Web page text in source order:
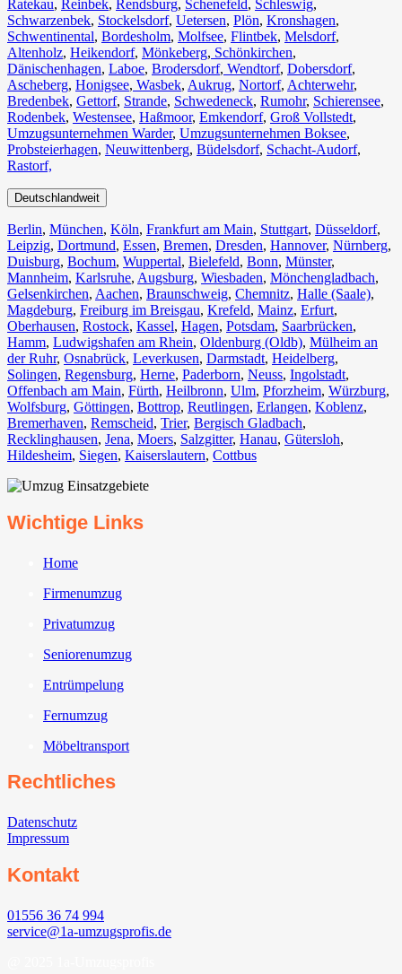
Ratekau, Reinbek, Rendsburg, Schenefeld, Schleswig,
Schwarzenbek, Stockelsdorf, Uetersen, Plön, Kronshagen,
Schwentinental, Bordesholm, Molfsee, Flintbek, Melsdorf,
Altenholz, Heikendorf, Mönkeberg, Schönkirchen,
Dänischenhagen, Laboe, Brodersdorf, Wendtorf, Dobersdorf,
Ascheberg, Honigsee, Wasbek, Aukrug, Nortorf, Achterwehr,
Bredenbek, Gettorf, Strande, Schwedeneck, Rumohr, Schierensee,
Rodenbek, Westensee, Haßmoor, Emkendorf, Groß Vollstedt,
Umzugsunternehmen Warder, Umzugsunternehmen Boksee,
Probsteierhagen, Neuwittenberg, Büdelsdorf, Schacht-Audorf,
Rastorf,
Deutschlandweit
Berlin⁠, München, Köln⁠, Frankfurt am Main, Stuttgart, Düsseldorf,
Leipzig, Dortmund, Essen, Bremen, Dresden, Hannover, Nürnberg,
Duisburg⁠, Bochum, Wuppertal⁠, Bielefeld⁠, Bonn⁠, Münster⁠,
Mannheim, Karlsruhe, Augsburg, Wiesbaden⁠, Mönchengladbach⁠,
Gelsenkirchen⁠, Aachen⁠, Braunschweig, Chemnitz⁠, Halle (Saale)⁠,
Magdeburg, Freiburg im Breisgau⁠, Krefeld⁠, Mainz⁠, Erfurt,
Oberhausen⁠, Rostock⁠, Kassel⁠, Hagen, Potsdam, Saarbrücken⁠,
Hamm, Ludwigshafen am Rhein⁠, Oldenburg (Oldb), Mülheim an
der Ruhr, Osnabrück⁠, Leverkusen, Darmstadt⁠, Heidelberg,
Solingen, Regensburg, Herne⁠, Paderborn, Neuss, Ingolstadt,
Offenbach am Main, Fürth⁠, Heilbronn, Ulm⁠, Pforzheim, Würzburg,
Wolfsburg⁠, Göttingen, Bottrop, Reutlingen, Erlangen⁠, Koblenz,
Bremerhaven⁠, Remscheid, Trier⁠, Bergisch Gladbach,
Recklinghausen, Jena⁠, Moers⁠, Salzgitter⁠, Hanau, Gütersloh,
Hildesheim⁠, Siegen⁠, Kaiserslautern⁠, Cottbus⁠
Wichtige Links
Home
Firmenumzug
Privatumzug
Seniorenumzug
Entrümpelung
Fernumzug
Möbeltransport
Rechtliches
Datenschutz
Impressum
Kontakt
01556 36 74 994
service@1a-umzugsprofis.de